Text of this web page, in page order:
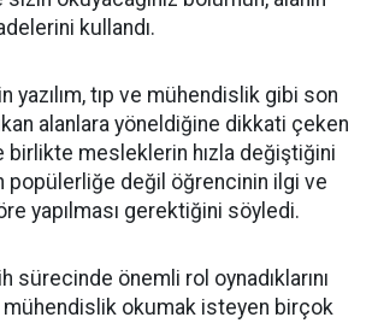
kullandı.
yazılım, tıp ve mühendislik gibi son
alanlara yöneldiğine dikkati çeken
birlikte mesleklerin hızla değiştiğini
popülerliğe değil öğrencinin ilgi ve
yapılması gerektiğini söyledi.
sürecinde önemli rol oynadıklarını
mühendislik okumak isteyen birçok